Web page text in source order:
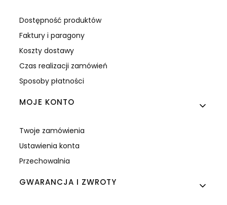
Dostępność produktów
Faktury i paragony
Koszty dostawy
Czas realizacji zamówień
Sposoby płatności
MOJE KONTO
Twoje zamówienia
Ustawienia konta
Przechowalnia
GWARANCJA I ZWROTY